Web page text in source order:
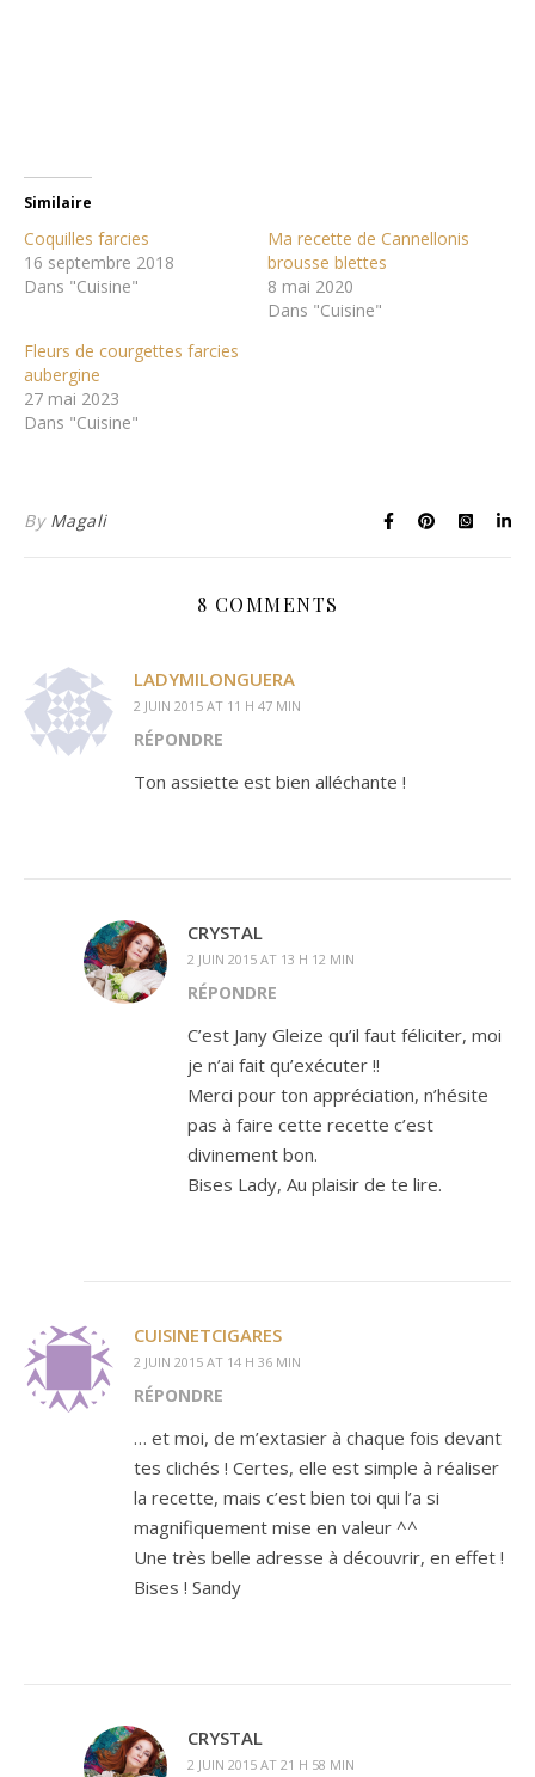
Similaire
Coquilles farcies
16 septembre 2018
Dans "Cuisine"
Ma recette de Cannellonis
brousse blettes
8 mai 2020
Dans "Cuisine"
Fleurs de courgettes farcies
aubergine
27 mai 2023
Dans "Cuisine"
By Magali
8 COMMENTS
LADYMILONGUERA
2 JUIN 2015 AT 11 H 47 MIN
RÉPONDRE
Ton assiette est bien alléchante !
CRYSTAL
2 JUIN 2015 AT 13 H 12 MIN
RÉPONDRE
C’est Jany Gleize qu’il faut féliciter, moi
je n’ai fait qu’exécuter !!
Merci pour ton appréciation, n’hésite
pas à faire cette recette c’est
divinement bon.
Bises Lady, Au plaisir de te lire.
CUISINETCIGARES
2 JUIN 2015 AT 14 H 36 MIN
RÉPONDRE
… et moi, de m’extasier à chaque fois devant
tes clichés ! Certes, elle est simple à réaliser
la recette, mais c’est bien toi qui l’a si
magnifiquement mise en valeur ^^
Une très belle adresse à découvrir, en effet !
Bises ! Sandy
CRYSTAL
2 JUIN 2015 AT 21 H 58 MIN